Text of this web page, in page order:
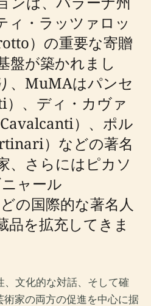
ィ・ラッツァロッ
）の重要な寄贈
盤が築かれまし
、MuMAはパンセ
）、ディ・カヴァ
）、ポル
）などの著名
、さらにはピカソ
ニャール
の国際的な著名人
品を拡充してきま
文化的な対話、そして確
家の両方の促進を中心に据